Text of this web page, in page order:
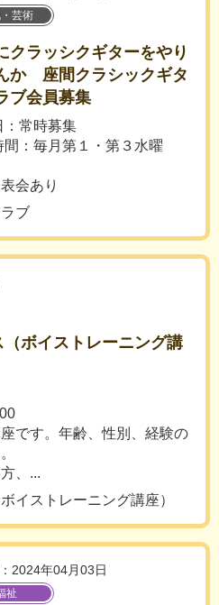
芸術
クラッシクギターをやり
か 座間クラシックギタ
ブ会員募集
：常時募集
間：毎月第１・第３水曜
会あり
ブ
ボイストレーニング講
です。年齢、性別、経験の
、...
イストレーニング講座）
2024年04月03日
祉